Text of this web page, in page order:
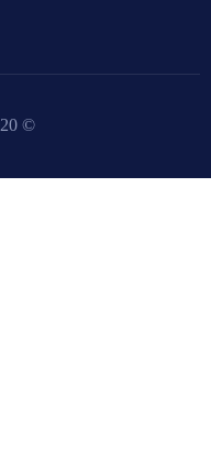
© 2020 The Baloch circle.